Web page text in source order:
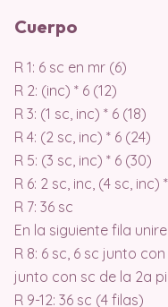
Cuerpo
R 1: 6 sc en mr (6)
R 2: (inc) * 6 (12)
R 3: (1 sc, inc) * 6 (18)
R 4: (2 sc, inc) * 6 (24)
R 5: (3 sc, inc) * 6 (30)
R 6: 2 sc, inc, (4 sc, inc)
R 7: 36 sc
En la siguiente fila
R 8: 6 sc, 6 sc junto
junto con sc de la 2a
R 9-12: 36 sc (4 filas)